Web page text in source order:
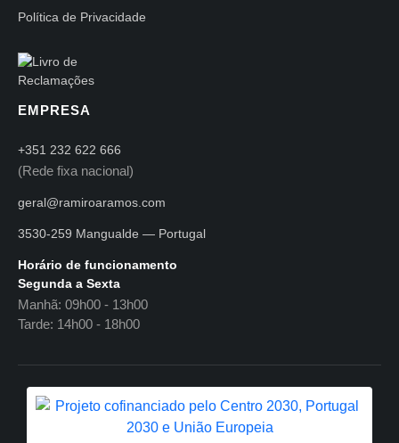
Política de Privacidade
EMPRESA
+351 232 622 666
(Rede fixa nacional)
geral@ramiroaramos.com
3530-259 Mangualde — Portugal
Horário de funcionamento
Segunda a Sexta
Manhã: 09h00 - 13h00
Tarde: 14h00 - 18h00